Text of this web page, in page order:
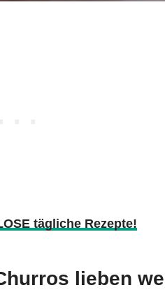
tägliche Rezepte!
lieben